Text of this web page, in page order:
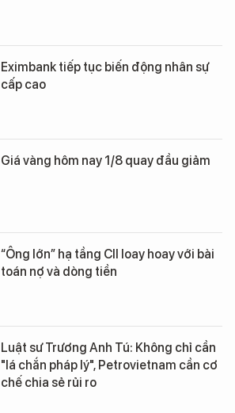
Eximbank tiếp tục biến động nhân sự
cấp cao
Giá vàng hôm nay 1/8 quay đầu giảm
“Ông lớn” hạ tầng CII loay hoay với bài
toán nợ và dòng tiền
Luật sư Trương Anh Tú: Không chỉ cần
"lá chắn pháp lý", Petrovietnam cần cơ
chế chia sẻ rủi ro